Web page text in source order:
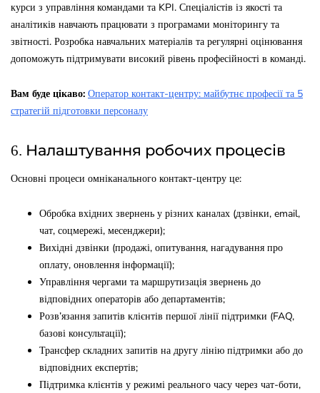
курси з управління командами та KPI. Спеціалістів із якості та
аналітиків навчають працювати з програмами моніторингу та
звітності. Розробка навчальних матеріалів та регулярні оцінювання
допоможуть підтримувати високий рівень професійності в команді.
Вам буде цікаво: Оператор контакт-центру: майбутнє професії та 5
стратегій підготовки персоналу
6. Налаштування робочих процесів
Основні процеси омніканального контакт-центру це:
Обробка вхідних звернень у різних каналах (дзвінки, email,
чат, соцмережі, месенджери);
Вихідні дзвінки (продажі, опитування, нагадування про
оплату, оновлення інформації);
Управління чергами та маршрутизація звернень до
відповідних операторів або департаментів;
Розв’язання запитів клієнтів першої лінії підтримки (FAQ,
базові консультації);
Трансфер складних запитів на другу лінію підтримки або до
відповідних експертів;
Підтримка клієнтів у режимі реального часу через чат-боти,